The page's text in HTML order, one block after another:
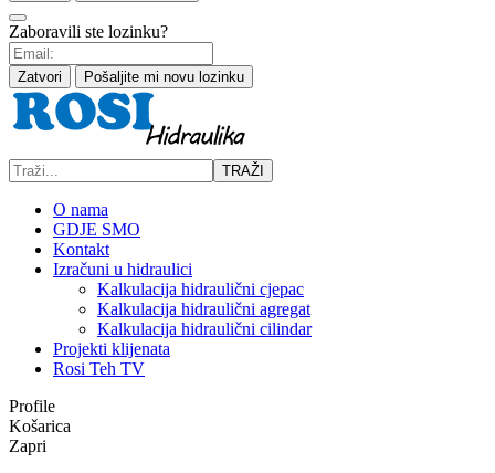
Zaboravili ste lozinku?
Zatvori Pošaljite mi novu lozinku
TRAŽI
O nama
GDJE SMO
Kontakt
Izračuni u hidraulici
Kalkulacija hidraulični cjepac
Kalkulacija hidraulični agregat
Kalkulacija hidraulični cilindar
Projekti klijenata
Rosi Teh TV
Profile
Košarica
Zapri